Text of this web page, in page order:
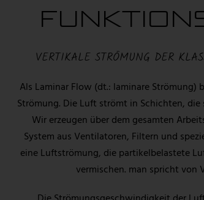
VERTIKALE STRÖMUNG DER
Als Laminar Flow (dt.: laminare
Strömung. Die Luft strömt in Schichten,
Wir erzeugen über dem gesamten
System aus Ventilatoren, Filtern und
eine Luftströmung, die partikelbelastete
vermischen. man spricht von